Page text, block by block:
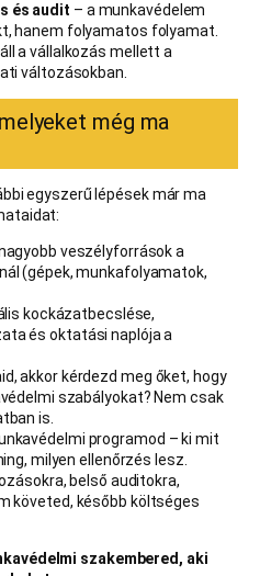
és audit – a munkavédelem
hanem folyamatos folyamat.
a vállalkozás mellett a
változásokban.
még ma
egyszerű lépések már ma
veszélyforrások a
(gépek, munkafolyamatok,
kockázatbecslése,
és oktatási naplója a
akkor kérdezd meg őket, hogy
szabályokat? Nem csak
is.
programod – ki mit
milyen ellenőrzés lesz.
belső auditokra,
követed, később költséges
szakembered, aki